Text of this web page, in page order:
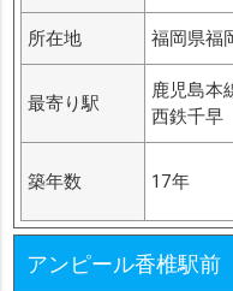
所在地 福岡県福
最寄り駅
鹿児島本
西鉄千早
築年数 17年
アンピール香椎駅前